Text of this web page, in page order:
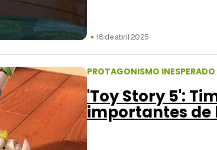
18 de abril 2025
PROTAGONISMO INESPERADO
'Toy Story 5':
importantes de